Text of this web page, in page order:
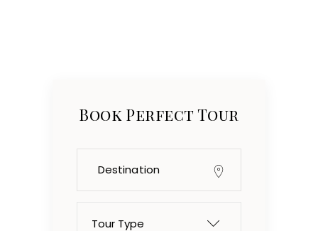
Book Perfect Tour
Tour Type